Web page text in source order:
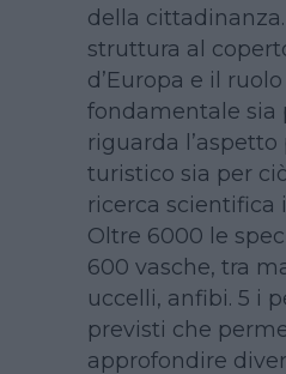
della
struttura al
d’Europa e il
fondamentale sia
riguarda
turistico sia per
ricerca scientifica
Oltre 6000 le
600 vasche, tra
uccelli, anfibi. 5 i
previsti che
approfondire